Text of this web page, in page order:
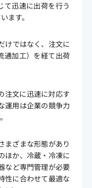
て迅速に出荷を行う
ます。
けではなく、注文に
通加工）を経て出荷
注文に迅速に対応す
運用は企業の競争力
まざまな形態があり
ほか、冷蔵・冷凍に
など専門管理が必要
性に合わせて最適な